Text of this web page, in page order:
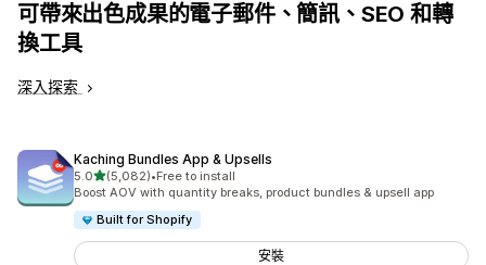
可帶來出色成果的電子郵件、簡訊、SEO 和轉
換工具
深入探索
Kaching Bundles App & Upsells
5.0滿分 5 顆星
(5,082)
共有 5082 則評價
•Free to install
Boost AOV with quantity breaks, product bundles & upsell app
Built for Shopify
安裝